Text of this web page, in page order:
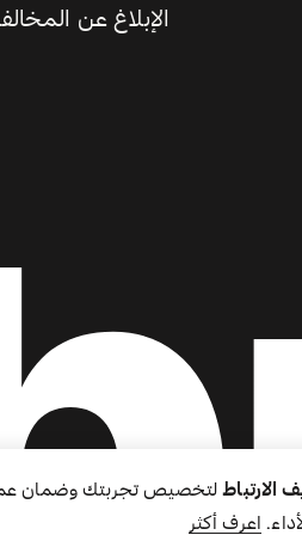
الإبلاغ عن
الارتباطلتخصيص تجربتك وضمان
اعرف أكثر